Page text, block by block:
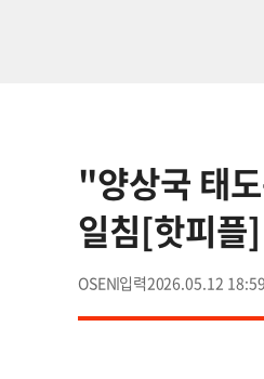
"양상국 태
일침[핫피플]
OSEN 2026.05.12 18:59